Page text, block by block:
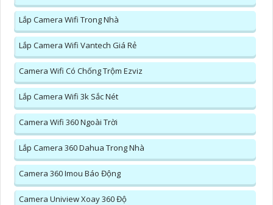
Lắp Camera Wifi Trong Nhà
Lắp Camera Wifi Vantech Giá Rẻ
Camera Wifi Có Chống Trộm Ezviz
Lắp Camera Wifi 3k Sắc Nét
Camera Wifi 360 Ngoài Trời
Lắp Camera 360 Dahua Trong Nhà
Camera 360 Imou Báo Động
Camera Uniview Xoay 360 Độ